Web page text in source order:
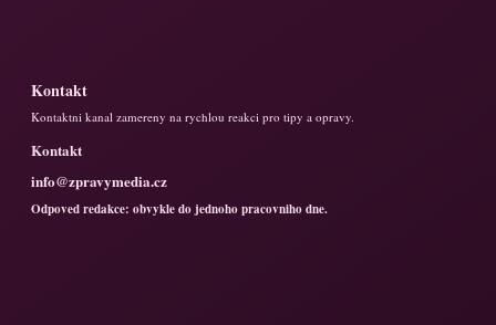
Kontakt
Kontaktni kanal zamereny na rychlou reakci pro tipy a opravy.
Kontakt
info@zpravymedia.cz
Odpoved redakce: obvykle do jednoho pracovniho dne.